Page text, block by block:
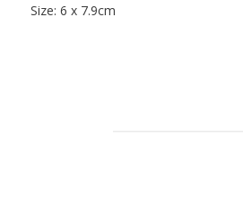
Size: 6 x 7.9cm